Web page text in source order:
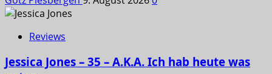
Reviews
Jessica Jones – 35 – A.K.A. Ich hab heute was